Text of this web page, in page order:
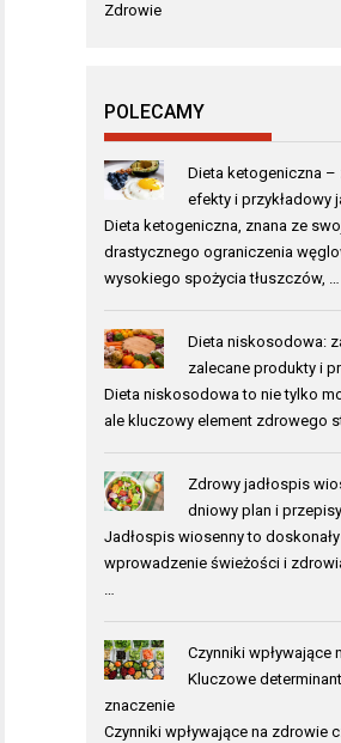
Zdrowie
POLECAMY
Dieta ketogeniczna –
efekty i przykładowy
Dieta ketogeniczna, znana ze
drastycznego ograniczenia
wysokiego spożycia tłuszczów, …
Dieta niskosodowa:
zalecane produkty i
Dieta niskosodowa to nie tylko
ale kluczowy element zdrowego
Zdrowy jadłospis
dniowy plan i
Jadłospis wiosenny to
wprowadzenie świeżości i
…
Czynniki wpływające
Kluczowe
znaczenie
Czynniki wpływające na zdrowie